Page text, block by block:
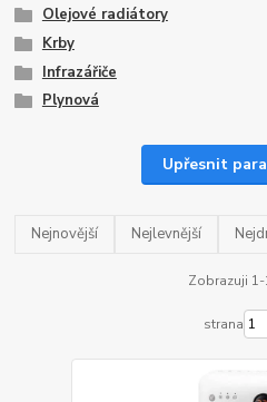
Olejové radiátory
Krby
Infrazářiče
Plynová
Upřesnit
Nejnovější Nejlevnější
Zobrazuji 1-
strana